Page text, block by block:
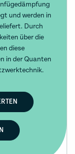
und werden in
Durch
über die
diese
in der Quanten